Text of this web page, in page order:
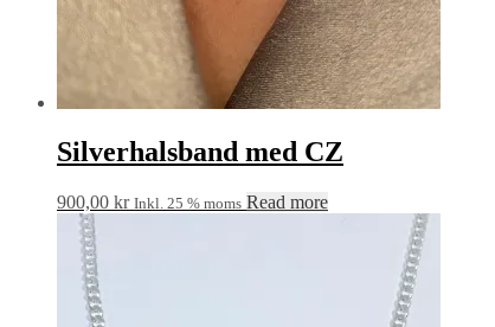
Silverhalsband med CZ
900,00 kr Inkl. 25 % moms Read more